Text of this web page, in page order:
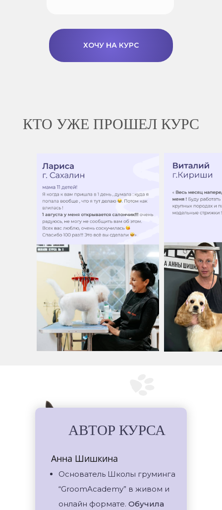
ХОЧУ НА КУРС
КТО УЖЕ ПРОШЕЛ КУРС
АВТОР КУРСА
Анна Шишкина
Основатель Школы груминга
“GroomAcademy” в живом и
онлайн формате. Обучила